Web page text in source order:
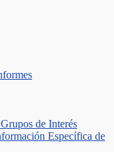
de Interés
Específica de